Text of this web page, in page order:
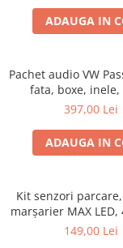
ADAUGA IN
Pachet audio VW
fata, boxe,
adaptoare JBL397,00 Lei
ADAUGA IN
Kit senzori
marșarier MAX
negri -02287
149,00 Lei